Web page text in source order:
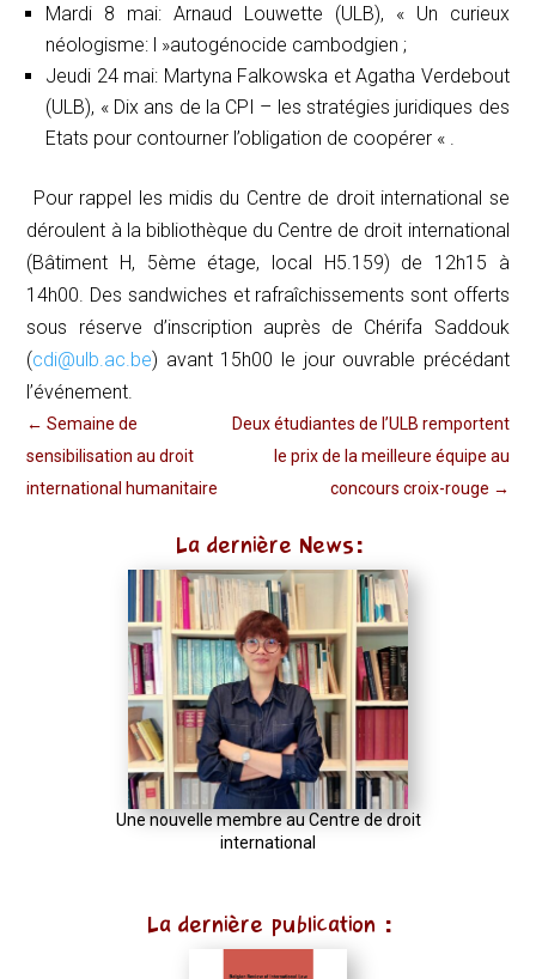
Mardi 8 mai: Arnaud Louwette (ULB), « Un curieux
néologisme: l »autogénocide cambodgien ;
Jeudi 24 mai: Martyna Falkowska et Agatha Verdebout
(ULB), « Dix ans de la CPI – les stratégies juridiques des
Etats pour contourner l’obligation de coopérer « .
Pour rappel les midis du Centre de droit international se
déroulent à la bibliothèque du Centre de droit international
(Bâtiment H, 5ème étage, local H5.159) de 12h15 à
14h00. Des sandwiches et rafraîchissements sont offerts
sous réserve d’inscription auprès de Chérifa Saddouk
(cdi@ulb.ac.be) avant 15h00 le jour ouvrable précédant
l’événement.
←Semaine de
sensibilisation au droit
international humanitaire
Deux étudiantes de l’ULB remportent
le prix de la meilleure équipe au
concours croix-rouge →
La dernière News:
Une nouvelle membre au Centre de droit
international
La dernière publication :